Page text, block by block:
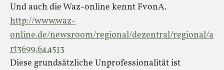
Und auch die Waz-online kennt FvonA.
http://www.waz-
online.de/newsroom/regional/dezentral/regional/a
rt3699,644513
Diese grundsätzliche Unprofessionalität ist